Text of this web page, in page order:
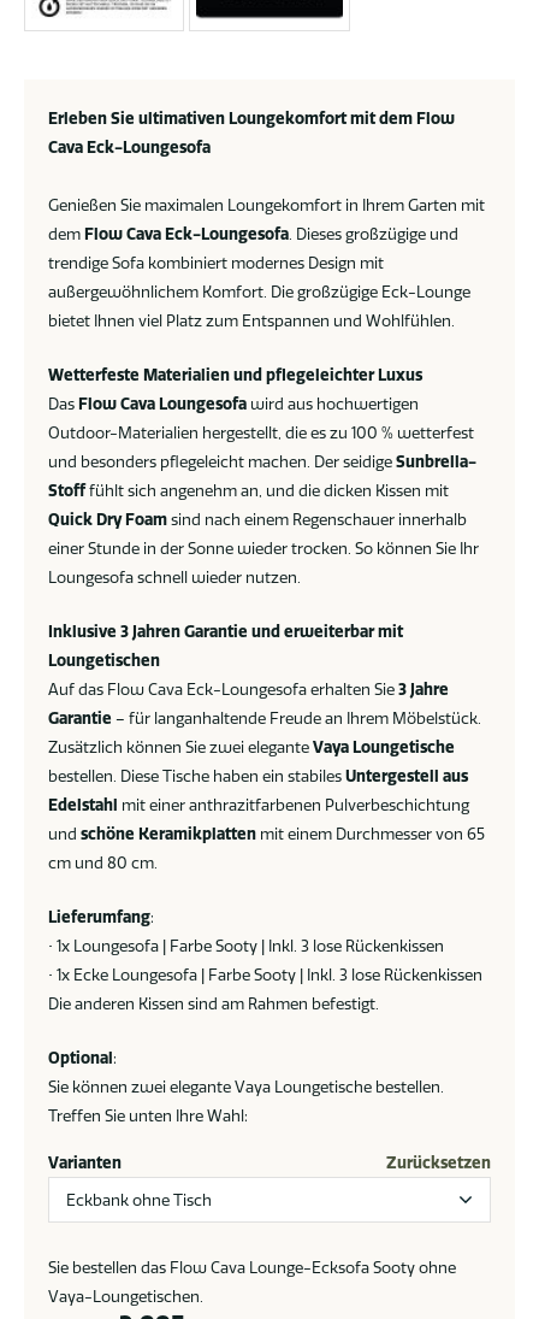
Erleben Sie ultimativen Loungekomfort mit dem Flow
Cava Eck-Loungesofa
Genießen Sie maximalen Loungekomfort in Ihrem Garten mit
demFlow Cava Eck-Loungesofa. Dieses großzügige und
trendige Sofa kombiniert modernes Design mit
außergewöhnlichem Komfort. Die großzügige Eck-Lounge
bietet Ihnen viel Platz zum Entspannen und Wohlfühlen.
Wetterfeste Materialien und pflegeleichter Luxus
DasFlow Cava Loungesofa wird aus hochwertigen
Outdoor-Materialien hergestellt, die es zu 100 % wetterfest
und besonders pflegeleicht machen. Der seidigeSunbrella-
Stofffühlt sich angenehm an, und die dicken Kissen mit
Quick Dry Foamsind nach einem Regenschauer innerhalb
einer Stunde in der Sonne wieder trocken. So können Sie Ihr
Loungesofa schnell wieder nutzen.
Inklusive 3 Jahren Garantie und erweiterbar mit
Loungetischen
Auf das Flow Cava Eck-Loungesofa erhalten Sie3 Jahre
Garantie – für langanhaltende Freude an Ihrem Möbelstück.
Zusätzlich können Sie zwei eleganteVaya Loungetische
bestellen. Diese Tische haben ein stabilesUntergestell aus
Edelstahl mit einer anthrazitfarbenen Pulverbeschichtung
und schöne Keramikplatten mit einem Durchmesser von 65
cm und 80 cm.
Lieferumfang:
• 1x Loungesofa | Farbe Sooty | Inkl. 3 lose Rückenkissen
• 1x Ecke Loungesofa | Farbe Sooty | Inkl. 3 lose Rückenkissen
Die anderen Kissen sind am Rahmen befestigt.
Optional:
Sie können zwei elegante Vaya Loungetische bestellen.
Treffen Sie unten Ihre Wahl:
Varianten Zurücksetzen
Sie bestellen das Flow Cava Lounge-Ecksofa Sooty ohne
Vaya-Loungetischen.